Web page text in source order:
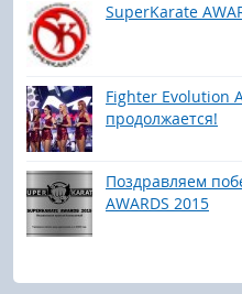
SuperKarate
Fighter Evolution
продолжается!
Поздравляем
AWARDS 2015